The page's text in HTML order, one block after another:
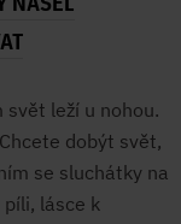
leží u nohou.
dobýt svět,
se sluchátky na
lásce k